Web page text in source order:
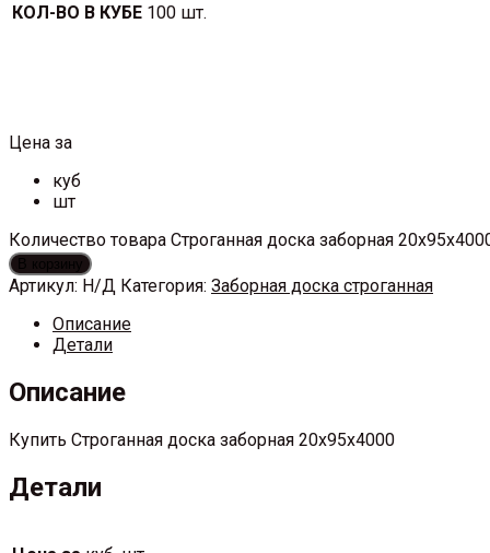
КОЛ-ВО В КУБЕ 100 шт.
Цена за
куб
шт
Количество товара Строганная доска заборная
В корзину
Артикул: Н/Д Категория: Заборная доска строганная
Описание
Детали
Описание
Купить Строганная доска заборная 20x95x4000
Детали